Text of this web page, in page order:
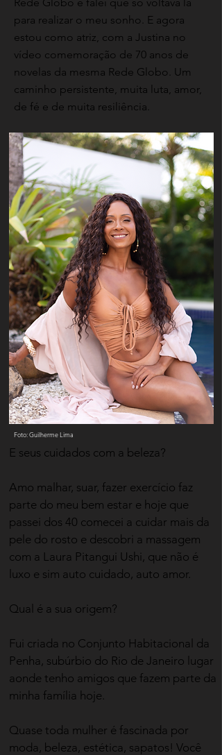
para realizar o meu sonho. E agora
estou como atriz, com a Justina no
vídeo comemoração de 70 anos de
novelas da mesma Rede Globo. Um
caminho persistente, muita luta, amor,
de fé e de muita resiliência.
Foto: Guilherme Lima
E seus cuidados com a beleza?
​Amo malhar, suar, fazer exercício faz
parte do meu bem estar e hoje que
passei dos 40 comecei a cuidar mais da
pele do rosto e descobri a massagem
com a Laura Pitangui Ushi, que não é
luxo e sim auto cuidado, auto amor.
​Qual é a sua origem?
Fui criada no Conjunto Habitacional da
Penha, subúrbio do Rio de Janeiro lugar
aonde tenho amigos que fazem parte da
minha família hoje.
​Quase toda mulher é fascinada por
moda, beleza, estética, sapatos! Você